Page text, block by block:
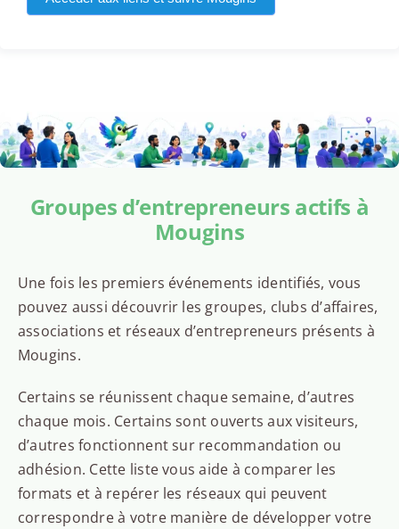
Groupes d’entrepreneurs actifs à
Mougins
Une fois les premiers événements identifiés, vous
pouvez aussi découvrir les groupes, clubs d’affaires,
associations et réseaux d’entrepreneurs présents à
Mougins.
Certains se réunissent chaque semaine, d’autres
chaque mois. Certains sont ouverts aux visiteurs,
d’autres fonctionnent sur recommandation ou
adhésion. Cette liste vous aide à comparer les
formats et à repérer les réseaux qui peuvent
correspondre à votre manière de développer votre